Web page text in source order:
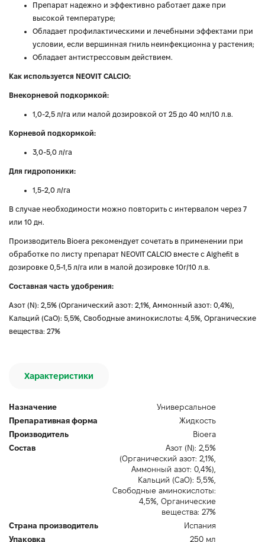
Препарат надежно и эффективно работает даже при
высокой температуре;
Обладает профилактическими и лечебными эффектами при
условии, если вершинная гниль неинфекционна у растения;
Обладает антистрессовым действием.
Как используется NEOVIT CALCIO:
Внекорневой подкормкой:
1,0-2,5 л/га или малой дозировкой от 25 до 40 мл/10 л.в.
Корневой подкормкой:
3,0-5,0 л/га
Для гидропоники:
1,5-2,0 л/га
В случае необходимости можно повторить с интервалом через 7
или 10 дн.
Производитель Bioera рекомендует сочетать в применении при
обработке по листу препарат NEOVIT CALCIO вместе с Alghefit в
дозировке 0,5-1,5 л/га или в малой дозировке 10г/10 л.в.
Составная часть удобрения:
Азот (N): 2,5% (Органический азот: 2,1%, Аммонный азот: 0,4%),
Кальций (CaO): 5,5%, Свободные аминокислоты: 4,5%, Органические
вещества: 27%
Характеристики
Назначение
Универсальное
Препаративная форма
Жидкость
Производитель
Bioerа
Состав
Азот (N): 2,5%
(Органический азот: 2,1%,
Аммонный азот: 0,4%),
Кальций (CaO): 5,5%,
Свободные аминокислоты:
4,5%, Органические
вещества: 27%
Страна производитель
Испания
Упаковка
250 мл